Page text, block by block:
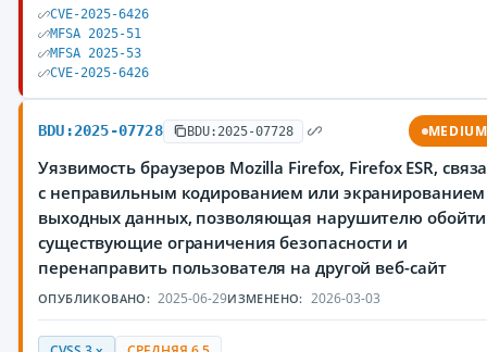
CVE-2025-6426
MFSA 2025-51
MFSA 2025-53
CVE-2025-6426
BDU:2025-07728 BDU:2025-07728 MEDIUM
Уязвимость браузеров Mozilla Firefox, Firefox ESR,
с неправильным кодированием или экранированием
выходных данных, позволяющая нарушителю обойти
существующие ограничения безопасности и
перенаправить пользователя на другой веб-сайт
ОПУБЛИКОВАНО: 2025-06-29ИЗМЕНЕНО: 2026-03-03